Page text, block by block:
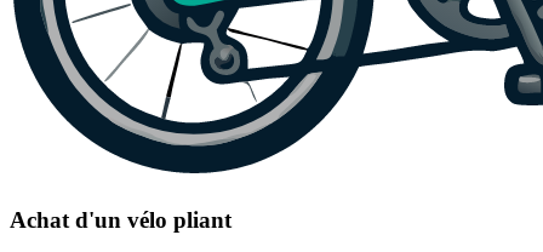
Achat d'un vélo pliant